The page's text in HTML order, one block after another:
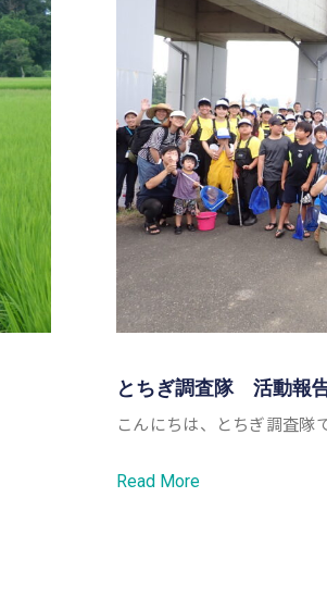
とちぎ調査隊 活動
こんにちは、とちぎ調査隊
Read More